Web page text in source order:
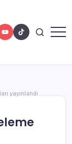
yayınlandı